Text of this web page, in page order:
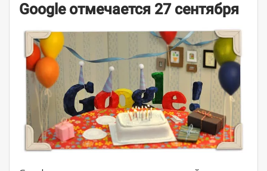
Google отмечается 27 сентября